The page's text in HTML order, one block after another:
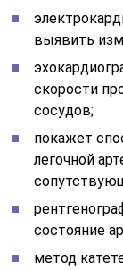
выявить
скорости
сосудов;
покажет
легочной
состояние
метод